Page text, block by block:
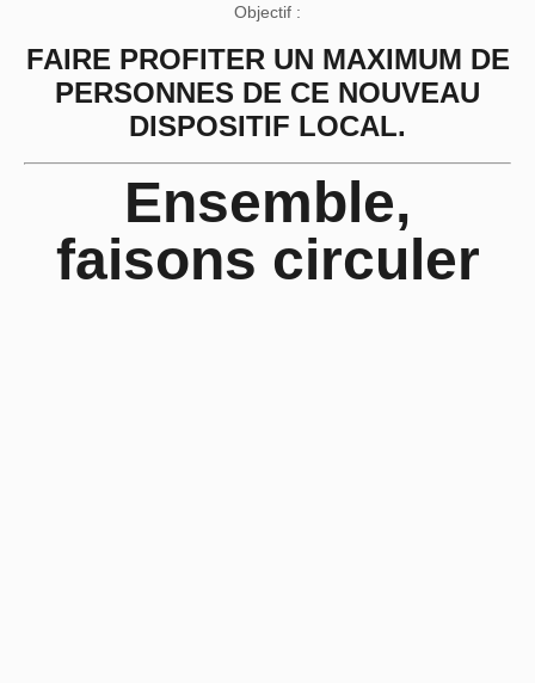
Objectif :
FAIRE PROFITER UN MAXIMUM DE
PERSONNES DE CE NOUVEAU
DISPOSITIF LOCAL.
Ensemble,
faisons circuler